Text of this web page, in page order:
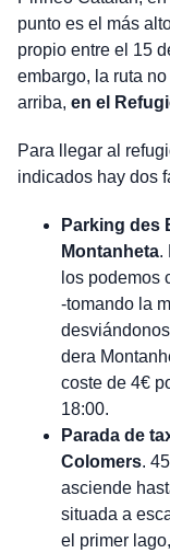
punto es el más
propio entre el 15
embargo, la ruta no
arriba, en el
Para llegar al
indicados hay dos
Parking des
Montanheta.
los podemos
-tomando la
dera
coste de 4€
18:00.
Parada de
Colomers.
asciende
situada a
el primer